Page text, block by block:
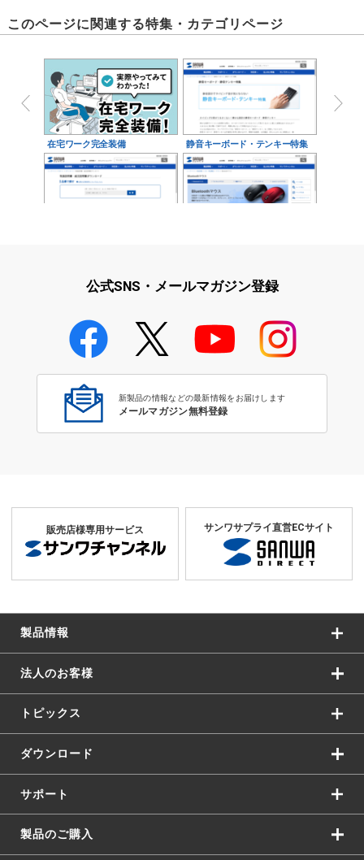
このページに関連する特集・カテゴリページ
在宅ワーク完全装備 静音キーボード・テンキー特集
Bluetoothマウス
公式SNS・メールマガジン登録
新製品の情報などの最新情報をお届けします
メールマガジン無料登録
販売店様専用サービス サンワサプライ直営ECサイト
製品情報
法人のお客様
トピックス
ダウンロード
サポート
製品のご購入